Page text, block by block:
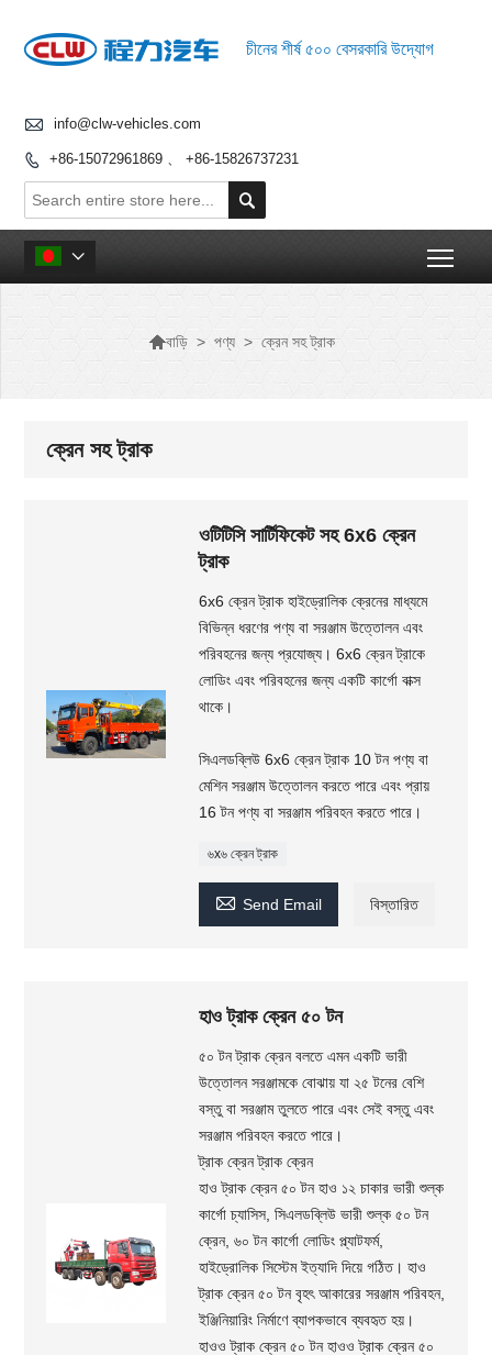
চীনের শীর্ষ ৫০০ বেসরকারি উদ্যোগ
 info@clw-vehicles.com
 +86-15072961869 、 +86-15826737231


বাড়ি > পণ্য > ক্রেন সহ ট্রাক
ক্রেন সহ ট্রাক
ওটিটিসি সার্টিফিকেট সহ 6x6 ক্রেন
ট্রাক
6x6 ক্রেন ট্রাক হাইড্রোলিক ক্রেনের মাধ্যমে
বিভিন্ন ধরণের পণ্য বা সরঞ্জাম উত্তোলন এবং
পরিবহনের জন্য প্রযোজ্য। 6x6 ক্রেন ট্রাকে
লোডিং এবং পরিবহনের জন্য একটি কার্গো বাক্স
থাকে।
সিএলডব্লিউ 6x6 ক্রেন ট্রাক 10 টন পণ্য বা
মেশিন সরঞ্জাম উত্তোলন করতে পারে এবং প্রায়
16 টন পণ্য বা সরঞ্জাম পরিবহন করতে পারে।
৬x৬ ক্রেন ট্রাক
 Send Email বিস্তারিত
হাও ট্রাক ক্রেন ৫০ টন
৫০ টন ট্রাক ক্রেন বলতে এমন একটি ভারী
উত্তোলন সরঞ্জামকে বোঝায় যা ২৫ টনের বেশি
বস্তু বা সরঞ্জাম তুলতে পারে এবং সেই বস্তু এবং
সরঞ্জাম পরিবহন করতে পারে।
ট্রাক ক্রেন ট্রাক ক্রেন
হাও ট্রাক ক্রেন ৫০ টন হাও ১২ চাকার ভারী শুল্ক
কার্গো চ্যাসিস, সিএলডব্লিউ ভারী শুল্ক ৫০ টন
ক্রেন, ৬০ টন কার্গো লোডিং প্ল্যাটফর্ম,
হাইড্রোলিক সিস্টেম ইত্যাদি দিয়ে গঠিত। হাও
ট্রাক ক্রেন ৫০ টন বৃহৎ আকারের সরঞ্জাম পরিবহন,
ইঞ্জিনিয়ারিং নির্মাণে ব্যাপকভাবে ব্যবহৃত হয়।
হাওও ট্রাক ক্রেন ৫০ টন হাওও ট্রাক ক্রেন ৫০